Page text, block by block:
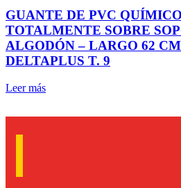
GUANTE DE PVC
TOTALMENTE SOBRE
ALGODÓN – LARGO 62
DELTAPLUS T. 9
Leer más